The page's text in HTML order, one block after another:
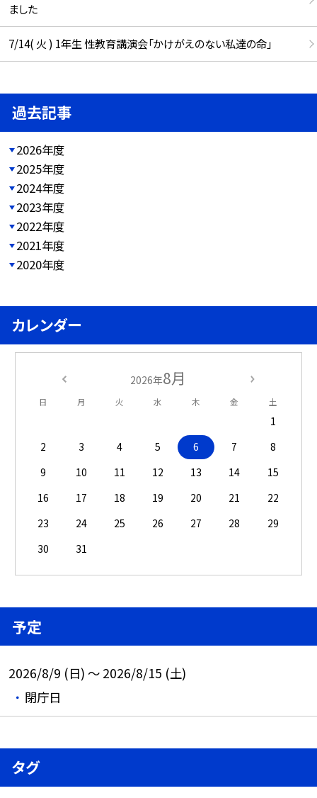
ました
7/14( 火 ) 1年生 性教育講演会「かけがえのない私達の命」
過去記事
2026年度
2025年度
2024年度
2023年度
2022年度
2021年度
2020年度
カレンダー
2026年8月
日 月 火 水 木 金 土
1
2
3 4 5 6 7
8
9
10 11 12 13 14
15
16
17 18 19 20 21
22
23
24 25 26 27 28
29
30
31
予定
2026/8/9 (日) ～ 2026/8/15 (土)
閉庁日
タグ